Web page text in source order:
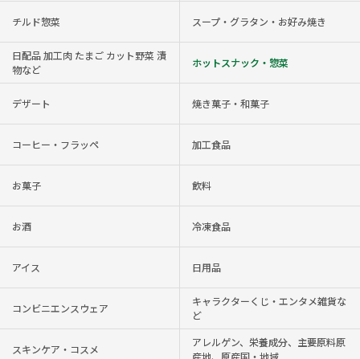
チルド惣菜 スープ・グラタン・お好み焼き
日配品 加工肉 たまご カット野菜 漬
物など
ホットスナック・惣菜
デザート 焼き菓子・和菓子
コーヒー・フラッペ 加工食品
お菓子 飲料
お酒 冷凍食品
アイス 日用品
コンビニエンスウェア
キャラクターくじ・エンタメ雑貨な
ど
スキンケア・コスメ
アレルゲン、栄養成分、主要原料原